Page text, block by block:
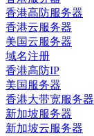
香港高防服务器
香港云服务器
美国云服务器
域名注册
香港高防IP
美国服务器
香港大带宽服务器
新加坡服务器
新加坡云服务器